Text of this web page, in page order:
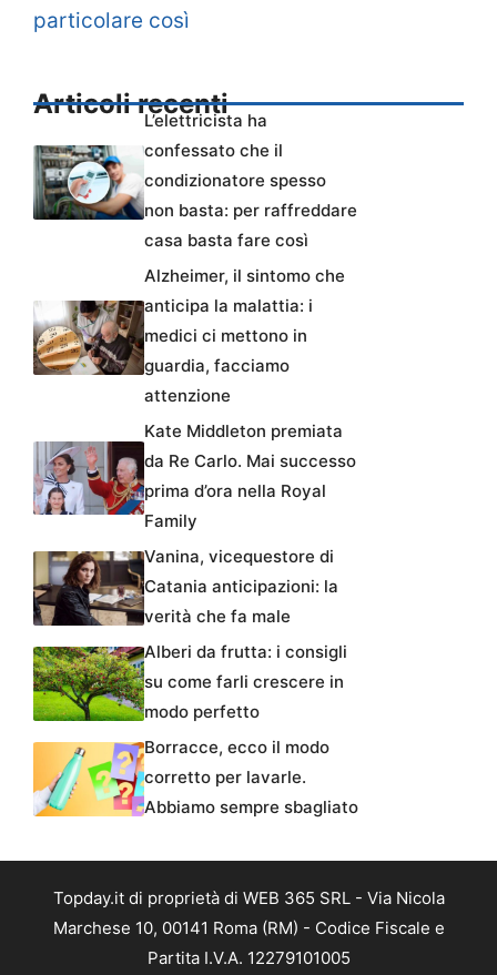
particolare così
Articoli recenti
L’elettricista ha
confessato che il
condizionatore spesso
non basta: per raffreddare
casa basta fare così
Alzheimer, il sintomo che
anticipa la malattia: i
medici ci mettono in
guardia, facciamo
attenzione
Kate Middleton premiata
da Re Carlo. Mai successo
prima d’ora nella Royal
Family
Vanina, vicequestore di
Catania anticipazioni: la
verità che fa male
Alberi da frutta: i consigli
su come farli crescere in
modo perfetto
Borracce, ecco il modo
corretto per lavarle.
Abbiamo sempre sbagliato
Topday.it di proprietà di WEB 365 SRL - Via Nicola
Marchese 10, 00141 Roma (RM) - Codice Fiscale e
Partita I.V.A. 12279101005